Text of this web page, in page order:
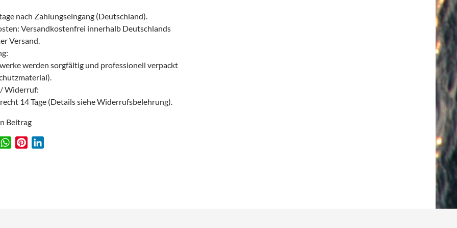
nach Zahlungseingang (Deutschland).
Versandkostenfrei innerhalb Deutschlands
Versand.
werden sorgfältig und professionell verpackt
Widerruf:
14 Tage (Details siehe Widerrufsbelehrung).
Beitrag
W